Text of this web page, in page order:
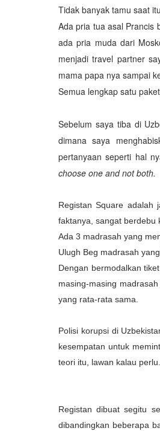
Tidak banyak tamu saat
Ada pria tua asal Prancis
ada pria muda dari
menjadi travel partner
mama papa nya sampai
Semua lengkap satu
Sebelum saya tiba di
dimana saya
pertanyaan seperti hal
choose one and not both.
Registan Square adalah
faktanya, sangat berdebu
Ada 3 madrasah yang
Ulugh Beg madrasah
Dengan bermodalkan
masing-masing
yang rata-rata sama.
Polisi korupsi di
kesempatan untuk
teori itu, lawan kalau perlu.
Registan dibuat segitu
dibandingkan beberapa